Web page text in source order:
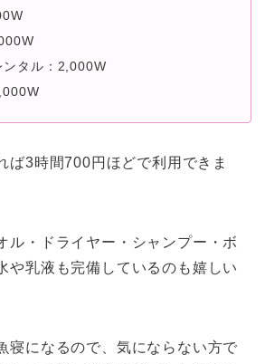
ンタル：2,000W
ば3時間700円ほどで利用できま
ル・ドライヤー・シャンプー・ボ
や乳液も完備しているのも嬉しい
寝になるので、気にならない方で